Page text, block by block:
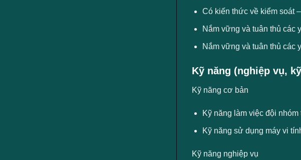
Có kiến thức về kiểm soát
Nắm vững và tuân thủ các
Nắm vững và tuân thủ các
Kỹ năng (nghiệp vụ,
Kỹ năng cơ bản
Kỹ năng làm việc đội nhóm
Kỹ năng sử dụng máy vi
Kỹ năng nghiệp vụ